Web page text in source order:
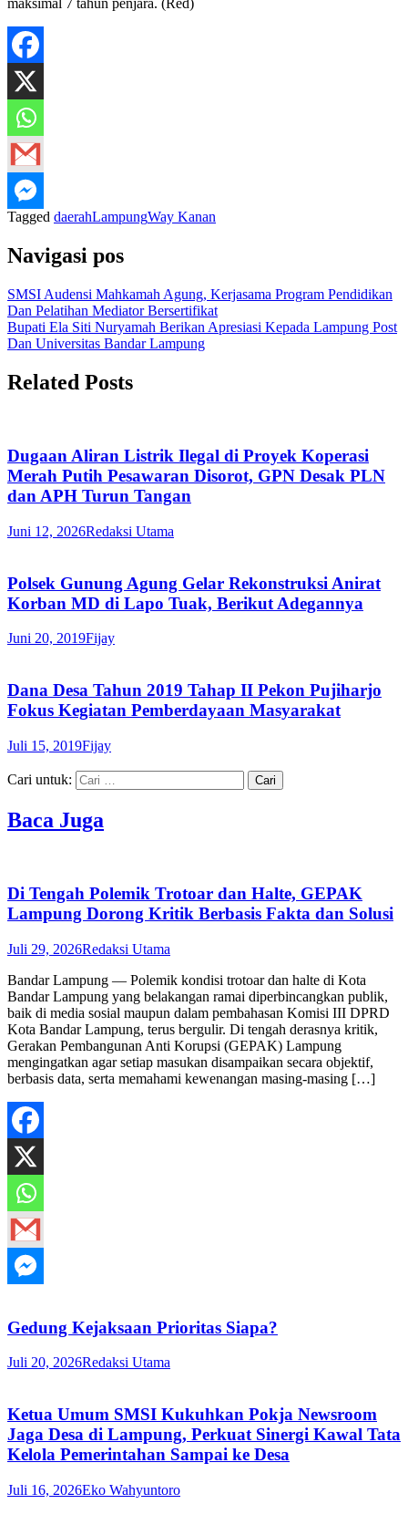
Tagged daerahLampungWay Kanan
Navigasi pos
SMSI Audensi Mahkamah Agung, Kerjasama Program Pendidikan
Dan Pelatihan Mediator Bersertifikat
Bupati Ela Siti Nuryamah Berikan Apresiasi Kepada Lampung Post
Dan Universitas Bandar Lampung
Related Posts
Dugaan Aliran Listrik Ilegal di Proyek Koperasi
Merah Putih Pesawaran Disorot, GPN Desak PLN
dan APH Turun Tangan
Juni 12, 2026Redaksi Utama
Polsek Gunung Agung Gelar Rekonstruksi Anirat
Korban MD di Lapo Tuak, Berikut Adegannya
Juni 20, 2019Fijay
Dana Desa Tahun 2019 Tahap II Pekon Pujiharjo
Fokus Kegiatan Pemberdayaan Masyarakat
Juli 15, 2019Fijay
Cari untuk:
Baca Juga
Di Tengah Polemik Trotoar dan Halte, GEPAK
Lampung Dorong Kritik Berbasis Fakta dan Solusi
Juli 29, 2026Redaksi Utama
Bandar Lampung — Polemik kondisi trotoar dan halte di Kota
Bandar Lampung yang belakangan ramai diperbincangkan publik,
baik di media sosial maupun dalam pembahasan Komisi III DPRD
Kota Bandar Lampung, terus bergulir. Di tengah derasnya kritik,
Gerakan Pembangunan Anti Korupsi (GEPAK) Lampung
mengingatkan agar setiap masukan disampaikan secara objektif,
berbasis data, serta memahami kewenangan masing-masing […]
Gedung Kejaksaan Prioritas Siapa?
Juli 20, 2026Redaksi Utama
Ketua Umum SMSI Kukuhkan Pokja Newsroom
Jaga Desa di Lampung, Perkuat Sinergi Kawal Tata
Kelola Pemerintahan Sampai ke Desa
Juli 16, 2026Eko Wahyuntoro